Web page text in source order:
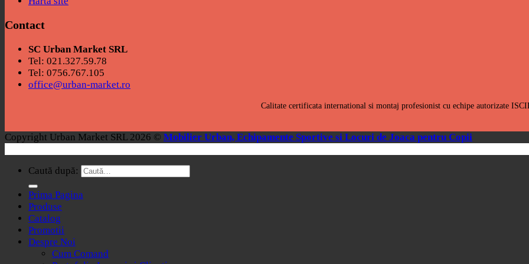
Contact
SC Urban Market SRL
Tel: 021.327.59.78
Tel: 0756.767.105
office@urban-market.ro
Calitate certificata international si montaj profesionist cu echipe autorizate
Copyright Urban Market SRL 2026 © Mobilier Urban, Echipamente Sportive si Locuri de Joaca pentru Copii
Caută după:
Prima Pagina
Produse
Catalog
Promotii
Despre Noi
Cum Comand